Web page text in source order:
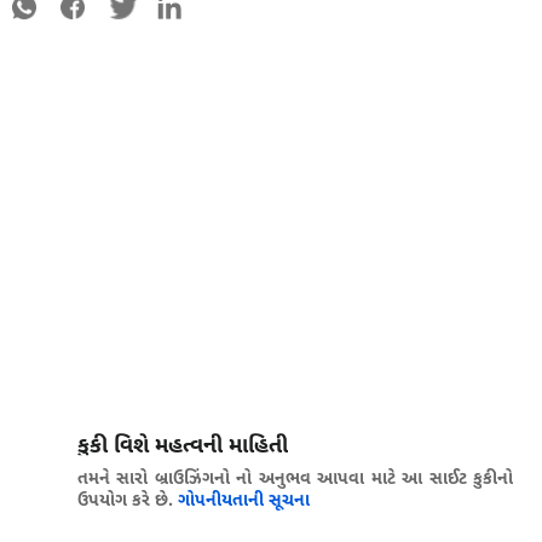
કુકી વિશે મહત્વની માહિતી
તમને સારો બ્રાઉઝિંગનો નો અનુભવ આપવા માટે આ સાઈટ કુકીનો
ઉપયોગ કરે છે. ગોપનીયતાની સૂચના